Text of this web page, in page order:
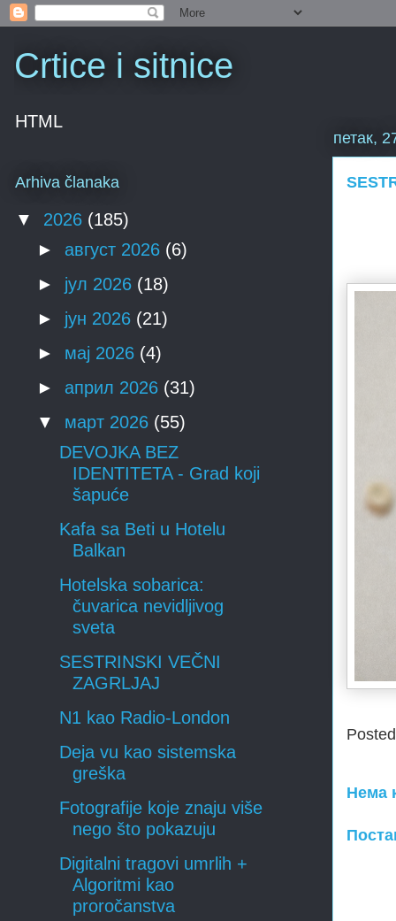
Crtice i sitnice
петак,
Нема
HTML
Arhiva članaka
▼ 2026 (185)
► август 2026 (6)
► јул 2026 (18)
► јун 2026 (21)
► мај 2026 (4)
► април 2026 (31)
▼ март 2026 (55)
DEVOJKA BEZ
IDENTITETA - Grad koji
šapuće
Kafa sa Beti u Hotelu
Balkan
Hotelska sobarica:
čuvarica nevidljivog
sveta
SESTRINSKI VEČNI
ZAGRLJAJ
N1 kao Radio-London
Deja vu kao sistemska
greška
Fotografije koje znaju više
nego što pokazuju
Digitalni tragovi umrlih +
Algoritmi kao
proročanstva